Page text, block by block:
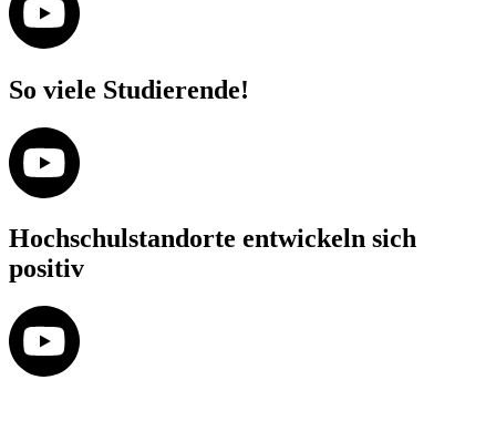
So viele Studierende!
Hochschulstandorte entwickeln sich
positiv